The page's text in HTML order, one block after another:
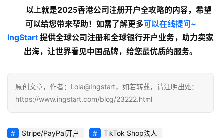
以上就是2025香港公司注册开户全攻略的内容，希望
可以给您带来帮助！如需了解更多可以在线提问~
lngStart 提供全球公司注册和全球银行开户业务，助力卖家
出海，让世界看见中国品牌，给您最优质的服务。
原创文章，作者：Lola@Ingstart，如若转载，请注明出处：
https://www.ingstart.com/blog/23222.html
Stripe/PayPal开户
TikTok Shop法人